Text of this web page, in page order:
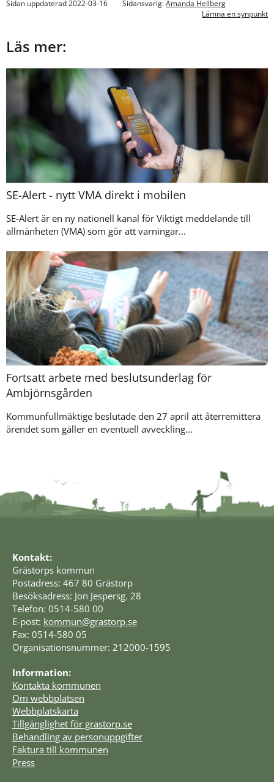
Sidan uppdaterad 2022-03-16 Sidansvarig:Amanda Hellberg
Lämna en synpunkt
Läs mer:
SE-Alert - nytt VMA direkt i mobilen
SE-Alert är en ny nationell kanal för Viktigt meddelande till
allmänheten (VMA) som gör att varningar...
Fortsatt arbete med beslutsunderlag för
Ambjörnsgården
Kommunfullmäktige beslutade den 27 april att återremittera
ärendet som gäller en eventuell avveckling...
Kontakt:
Grästorps kommun
Postadress: 467 80 Grästorp
Besöksadress: Jon Jespersg. 28
Telefon: 0514-580 00
E-post: kommun@grastorp.se
Fax: 0514-580 05
Organisationsnummer: 212000-1595
Information:
Kontakta kommunen
Om webbplatsen
Webbplatskarta
Tillgänglighet för grastorp.se
Behandling av personuppgifter
Faktura till kommunen
Press